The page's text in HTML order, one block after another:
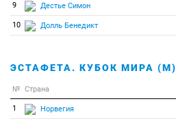
9 Дестье Симон
10 Долль Бенедикт
ЭСТАФЕТА. КУБОК МИРА (М)
№ Страна
1 Норвегия